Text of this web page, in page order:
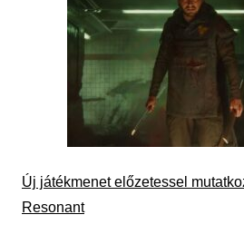
Új játékmenet előzetessel
Resonant